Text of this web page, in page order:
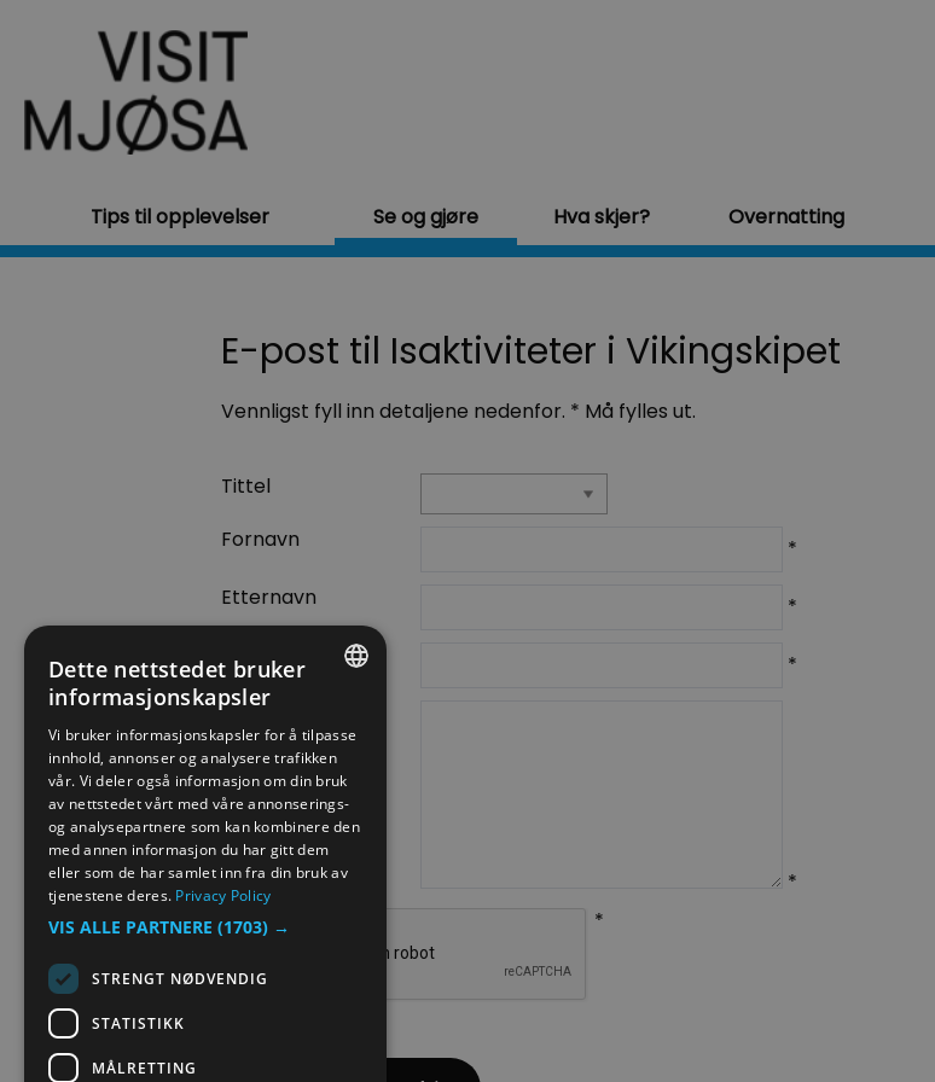
Tips til opplevelser Se og gjøre Hva skjer? Overnatting
E-post til Isaktiviteter i Vikingskipet
Vennligst fyll inn detaljene nedenfor. * Må fylles ut.
Tittel
Fornavn
*
Etternavn
*
E-postadresse
*
Forespørsel
*
*
NORWEGIAN
GERMAN
Dette nettstedet bruker
informasjonskapsler
Vi bruker informasjonskapsler for å tilpasse
innhold, annonser og analysere trafikken
vår. Vi deler også informasjon om din bruk
av nettstedet vårt med våre annonserings-
og analysepartnere som kan kombinere den
med annen informasjon du har gitt dem
eller som de har samlet inn fra din bruk av
tjenestene deres. Privacy Policy
VIS ALLE PARTNERE (1703) →
STRENGT NØDVENDIG
STATISTIKK
MÅLRETTING